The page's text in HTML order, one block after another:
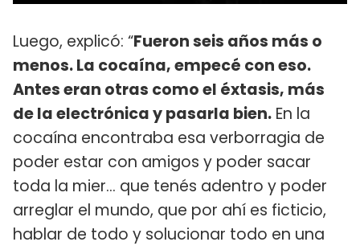
Luego, explicó: “Fueron seis años más o
menos. La cocaína, empecé con eso.
Antes eran otras como el éxtasis, más
de la electrónica y pasarla bien. En la
cocaína encontraba esa verborragia de
poder estar con amigos y poder sacar
toda la mier... que tenés adentro y poder
arreglar el mundo, que por ahí es ficticio,
hablar de todo y solucionar todo en una